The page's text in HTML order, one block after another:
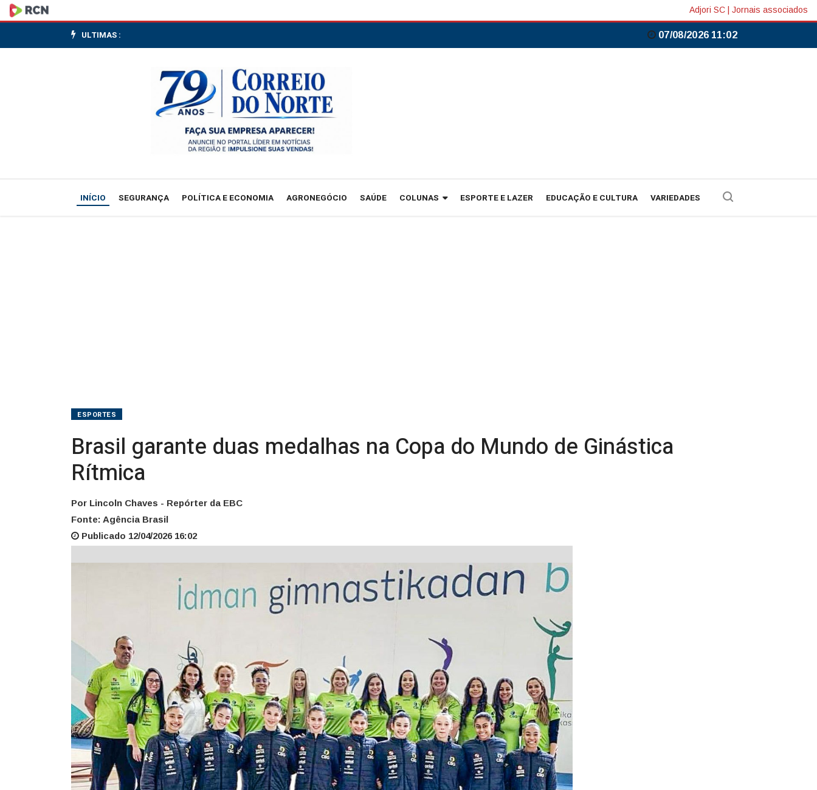
Brasil
garante
do
Adjori SC Jornais associados
ULTIMAS : 07/08/2026 11:02
INÍCIO SEGURANÇA POLÍTICA E ECONOMIA AGRONEGÓCIO SAÚDE COLUNAS ESPORTE E LAZER EDUCAÇÃO E CULTURA VARIEDADES
ESPORTES
Brasil garante duas medalhas na Copa do Mundo de Ginástica
Rítmica
Por Lincoln Chaves - Repórter da EBC
Fonte: Agência Brasil
Publicado 12/04/2026 16:02